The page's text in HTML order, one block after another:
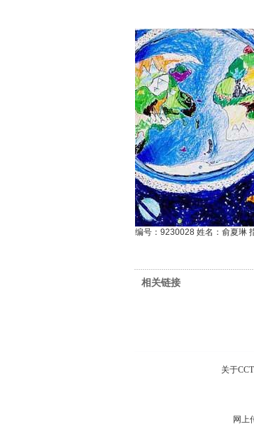
编号：9230028 姓名：俞夏琳
相关链接
关于
网上